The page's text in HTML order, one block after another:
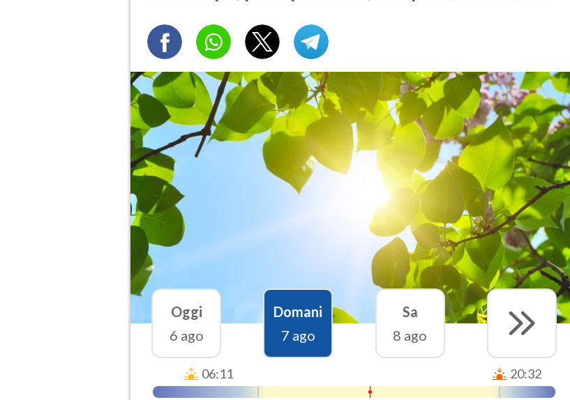
Oggi
6 ago
Domani
7 ago
Sa
8 ago
06:11 20:32